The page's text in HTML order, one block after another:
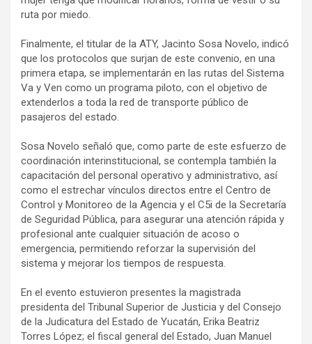
ruta por miedo.
Finalmente, el titular de la ATY, Jacinto Sosa Novelo, indicó
que los protocolos que surjan de este convenio, en una
primera etapa, se implementarán en las rutas del Sistema
Va y Ven como un programa piloto, con el objetivo de
extenderlos a toda la red de transporte público de
pasajeros del estado.
Sosa Novelo señaló que, como parte de este esfuerzo de
coordinación interinstitucional, se contempla también la
capacitación del personal operativo y administrativo, así
como el estrechar vínculos directos entre el Centro de
Control y Monitoreo de la Agencia y el C5i de la Secretaría
de Seguridad Pública, para asegurar una atención rápida y
profesional ante cualquier situación de acoso o
emergencia, permitiendo reforzar la supervisión del
sistema y mejorar los tiempos de respuesta.
En el evento estuvieron presentes la magistrada
presidenta del Tribunal Superior de Justicia y del Consejo
de la Judicatura del Estado de Yucatán, Erika Beatriz
Torres López; el fiscal general del Estado, Juan Manuel